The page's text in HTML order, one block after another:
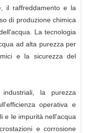
raffreddamento e la
di produzione chimica
La tecnologia
ad alta purezza per
e la sicurezza del
la purezza
operativa e
e le impurità nell'acqua
e corrosione